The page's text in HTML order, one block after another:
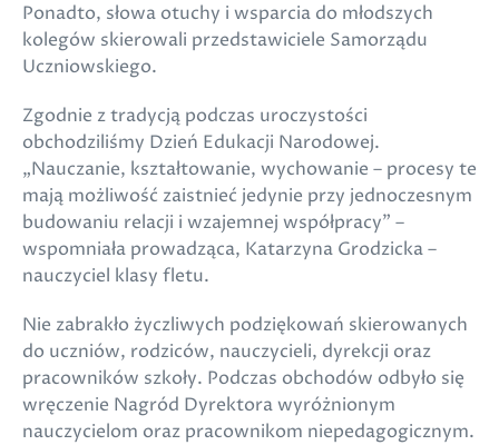
Ponadto, słowa otuchy i wsparcia do młodszych
kolegów skierowali przedstawiciele Samorządu
Uczniowskiego.
Zgodnie z tradycją podczas uroczystości
obchodziliśmy Dzień Edukacji Narodowej.
„Nauczanie, kształtowanie, wychowanie – procesy te
mają możliwość zaistnieć jedynie przy jednoczesnym
budowaniu relacji i wzajemnej współpracy” –
wspomniała prowadząca, Katarzyna Grodzicka –
nauczyciel klasy fletu.
Nie zabrakło życzliwych podziękowań skierowanych
do uczniów, rodziców, nauczycieli, dyrekcji oraz
pracowników szkoły. Podczas obchodów odbyło się
wręczenie Nagród Dyrektora wyróżnionym
nauczycielom oraz pracownikom niepedagogicznym.